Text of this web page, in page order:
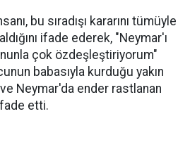
bu sıradışı kararını tümüyle
ifade ederek, "Neymar'ı
çok özdeşleştiriyorum"
babasıyla kurduğu yakın
Neymar'da ender rastlanan
etti.